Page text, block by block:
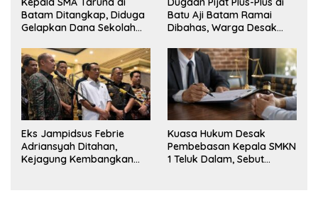
Batam Ditangkap, Diduga
Gelapkan Dana Sekolah
Batu Aji Batam Ramai
Dibahas, Warga Desak
Eks Jampidsus Febrie
Adriansyah Ditahan,
Kejagung Kembangkan
Kuasa Hukum Desak
Pembebasan Kepala SMKN
1 Teluk Dalam, Sebut